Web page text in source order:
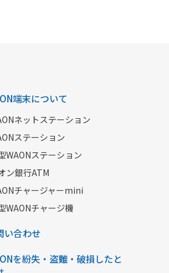
端末について
ネットステーション
ステーション
WAONステーション
ン銀行ATM
チャージャーmini
WAONチャージ機
い合わせ
を紛失・盗難・破損したと